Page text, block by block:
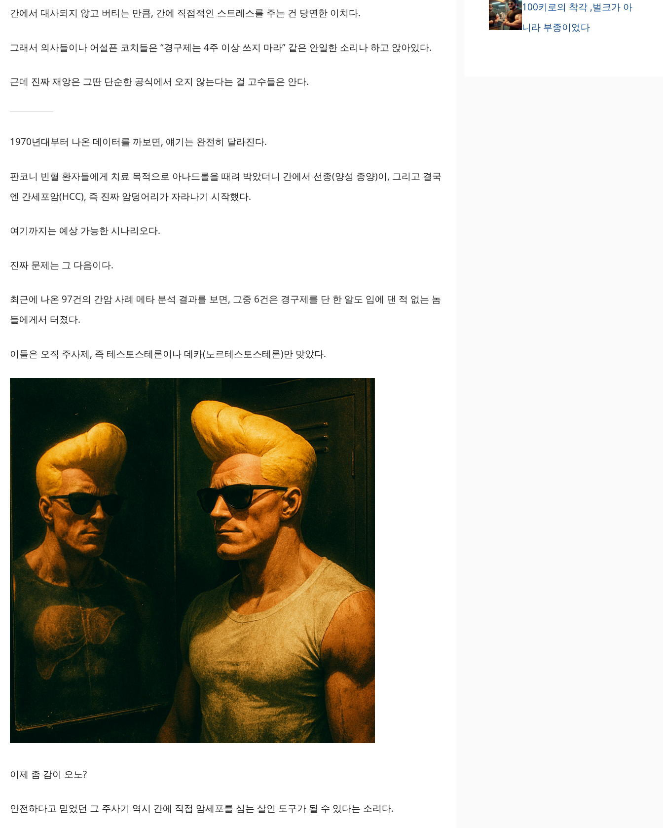
간에서 대사되지 않고 버티는 만큼, 간에 직접적인 스트레스를 주는 건 당연한 이치다.
그래서 의사들이나 어설픈 코치들은 “경구제는 4주 이상 쓰지 마라” 같은 안일한 소리나 하고 앉아있다.
근데 진짜 재앙은 그딴 단순한 공식에서 오지 않는다는 걸 고수들은 안다.
1970년대부터 나온 데이터를 까보면, 얘기는 완전히 달라진다.
판코니 빈혈 환자들에게 치료 목적으로 아나드롤을 때려 박았더니 간에서 선종(양성 종양)이, 그리고 결국
엔 간세포암(HCC), 즉 진짜 암덩어리가 자라나기 시작했다.
여기까지는 예상 가능한 시나리오다.
진짜 문제는 그 다음이다.
최근에 나온 97건의 간암 사례 메타 분석 결과를 보면, 그중 6건은 경구제를 단 한 알도 입에 댄 적 없는 놈
들에게서 터졌다.
이들은 오직 주사제, 즉 테스토스테론이나 데카(노르테스토스테론)만 맞았다.
이제 좀 감이 오노?
안전하다고 믿었던 그 주사기 역시 간에 직접 암세포를 심는 살인 도구가 될 수 있다는 소리다.
100키로의 착각 ,벌크가 아
니라 부종이었다